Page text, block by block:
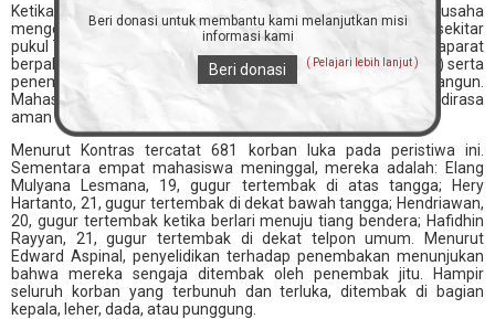
Ketika tembakan membabi-buta mulai reda, mahasiswa berusaha
mengevakuasi korban yagn ada di berbagai lokasi. Namun sekitar
pukul 7 malam, kepanikan melanda karena terlihat beberapa aparat
berpakaian gelap bersembunyi di sekitar hutan (parkir utama) serta
penembak jitu terlihat di atas gedung yang masih dibangun.
Mahasiswa berlarian ke dalam ruang kuliah, UKM, dsb yang dirasa
aman dan memadamkan lampu untuk bersembunyi.
Menurut Kontras tercatat 681 korban luka pada peristiwa ini.
Sementara empat mahasiswa meninggal, mereka adalah: Elang
Mulyana Lesmana, 19, gugur tertembak di atas tangga; Hery
Hartanto, 21, gugur tertembak di dekat bawah tangga; Hendriawan,
20, gugur tertembak ketika berlari menuju tiang bendera; Hafidhin
Rayyan, 21, gugur tertembak di dekat telpon umum. Menurut
Edward Aspinal, penyelidikan terhadap penembakan menunjukan
bahwa mereka sengaja ditembak oleh penembak jitu. Hampir
seluruh korban yang terbunuh dan terluka, ditembak di bagian
kepala, leher, dada, atau punggung.
Beri donasi untuk membantu kami melanjutkan misi
informasi kami
Beri donasi ( Pelajari lebih lanjut )